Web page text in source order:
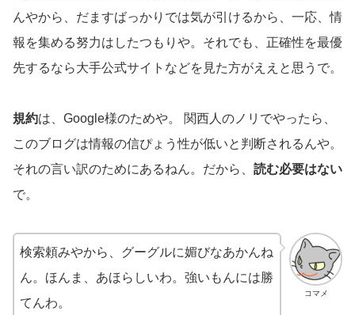
んやから、だますばっかりでは気が引けるから、一応、情
報を集める努力はしたつもりや。それでも、正確性を最優
先するなら大手公式サイトなどを見た方がええと思うで。
規約は、Google様のためや。 関西人のノリでやったら、
このブログは情報の信ぴょう性が低いと判断されるんや。
それの言い訳のためにあるねん。だから、 読む必要はない
で。
コマメ
検索頼みやから、グーグルに媚びなあかんね
ん。ほんま、あほらしいわ。強いもんには勝
てんわ。